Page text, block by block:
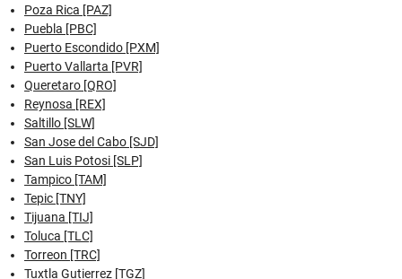
Poza Rica [PAZ]
Puebla [PBC]
Puerto Escondido [PXM]
Puerto Vallarta [PVR]
Queretaro [QRO]
Reynosa [REX]
Saltillo [SLW]
San Jose del Cabo [SJD]
San Luis Potosi [SLP]
Tampico [TAM]
Tepic [TNY]
Tijuana [TIJ]
Toluca [TLC]
Torreon [TRC]
Tuxtla Gutierrez [TGZ]